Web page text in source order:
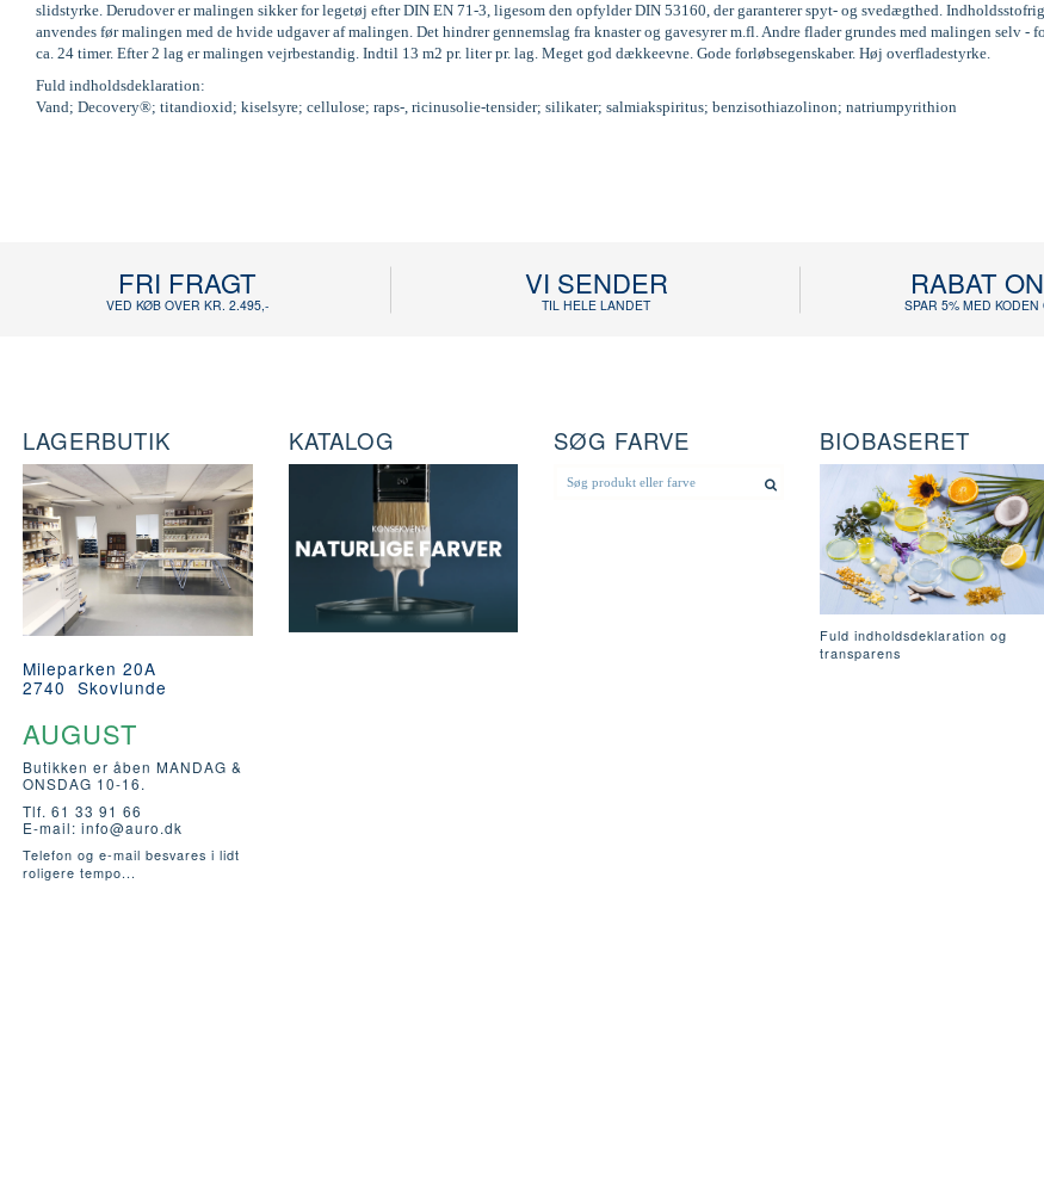
slidstyrke. Derudover er malingen sikker for legetøj efter DIN EN 71-3, ligesom den opfylder DIN 53160, der garanterer spyt- og svedægthed.
anvendes før malingen med de hvide udgaver af malingen. Det hindrer gennemslag fra knaster og gavesyrer m.fl. Andre flader grundes med malingen selv
ca. 24 timer. Efter 2 lag er malingen vejrbestandig. Indtil 13 m2 pr. liter pr. lag. Meget god dækkeevne. Gode forløbsegenskaber. Høj overfladestyrke.
Fuld indholdsdeklaration:
Vand; Decovery®; titandioxid; kiselsyre; cellulose; raps-, ricinusolie-tensider; silikater; salmiakspiritus; benzisothiazolinon; natriumpyrithion
FRI FRAGT
VED KØB OVER KR. 2.495,-
VI SENDER
TIL HELE LANDET
RABAT
SPAR 5% MED KODEN
LAGERBUTIK
Mileparken 20A
2740 Skovlunde
AUGUST
Butikken er åben MANDAG &
ONSDAG 10-16.
Tlf. 61 33 91 66
E-mail: info@auro.dk
Telefon og e-mail besvares i lidt
roligere tempo...
KATALOG SØG FARVE BIOBASERET
Fuld indholdsdeklaration og
transparens